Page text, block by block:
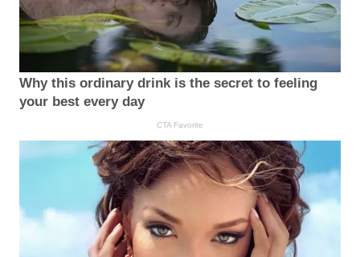
Why this ordinary drink is the secret to feeling
your best every day
CTA Favorite